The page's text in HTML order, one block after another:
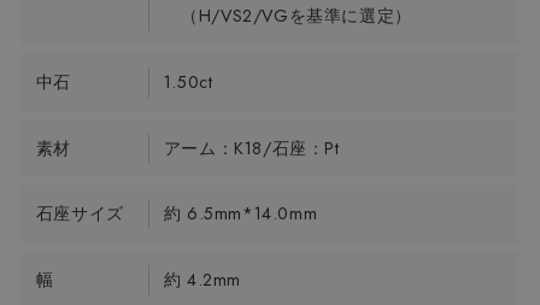
（H/VS2/VGを基準に選定）
中石 1.50ct
素材 アーム：K18/石座：Pt
石座サイズ 約 6.5mm*14.0mm
幅 約 4.2mm